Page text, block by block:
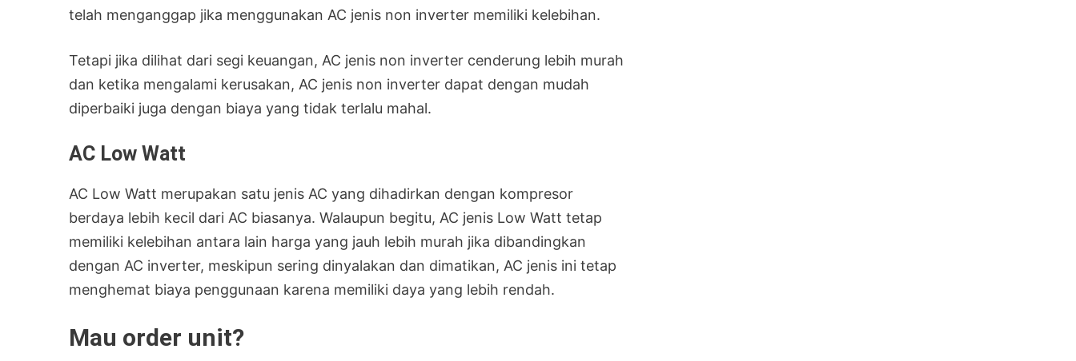
telah menganggap jika menggunakan AC jenis non inverter memiliki kelebihan.
Tetapi jika dilihat dari segi keuangan, AC jenis non inverter cenderung lebih murah
dan ketika mengalami kerusakan, AC jenis non inverter dapat dengan mudah
diperbaiki juga dengan biaya yang tidak terlalu mahal.
AC Low Watt
AC Low Watt merupakan satu jenis AC yang dihadirkan dengan kompresor
berdaya lebih kecil dari AC biasanya. Walaupun begitu, AC jenis Low Watt tetap
memiliki kelebihan antara lain harga yang jauh lebih murah jika dibandingkan
dengan AC inverter, meskipun sering dinyalakan dan dimatikan, AC jenis ini tetap
menghemat biaya penggunaan karena memiliki daya yang lebih rendah.
Mau order unit?